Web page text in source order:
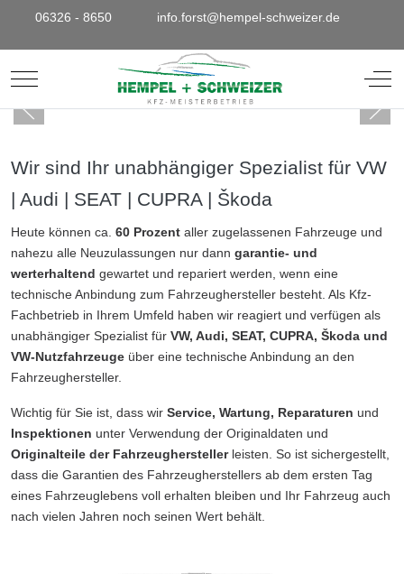
06326 - 8650 info.forst@hempel-schweizer.de
Mobile Menu Toggle Off-
Wir sind Ihr unabhängiger Spezialist für VW
| Audi | SEAT | CUPRA | Škoda
Heute können ca. 60 Prozent aller zugelassenen Fahrzeuge und
nahezu alle Neuzulassungen nur dann garantie- und
werterhaltend gewartet und repariert werden, wenn eine
technische Anbindung zum Fahrzeughersteller besteht. Als Kfz-
Fachbetrieb in Ihrem Umfeld haben wir reagiert und verfügen als
unabhängiger Spezialist für VW, Audi, SEAT, CUPRA, Škoda und
VW-Nutzfahrzeuge über eine technische Anbindung an den
Fahrzeughersteller.
Wichtig für Sie ist, dass wir Service, Wartung, Reparaturen und
Inspektionen unter Verwendung der Originaldaten und
Originalteile der Fahrzeugherstellerleisten. So ist sichergestellt,
dass die Garantien des Fahrzeugherstellers ab dem ersten Tag
eines Fahrzeuglebens voll erhalten bleiben und Ihr Fahrzeug auch
nach vielen Jahren noch seinen Wert behält.